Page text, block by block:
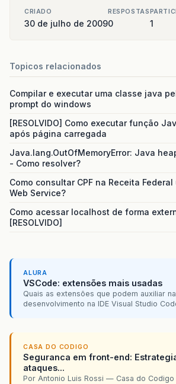
CRIADO
30 de julho de 2009
RESPOSTAS
0 1
Topicos relacionados
Compilar e executar uma classe java
prompt do windows
[RESOLVIDO] Como executar função
após página carregada
Java.lang.OutOfMemoryError: Java
- Como resolver?
Como consultar CPF na Receita
Web Service?
Como acessar localhost de forma
[RESOLVIDO]
ALURA
VSCode: extensões mais usadas
Quais as extensões que podem auxiliar
desenvolvimento na IDE Visual Studio
CASA DO CODIGO
Seguranca em front-end:
ataques...
Por Antonio Luis Rossi — Casa do Codigo